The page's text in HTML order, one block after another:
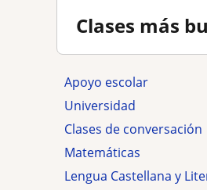
Clases más
Apoyo escolar
Universidad
Clases de conversación
Matemáticas
Lengua Castellana y